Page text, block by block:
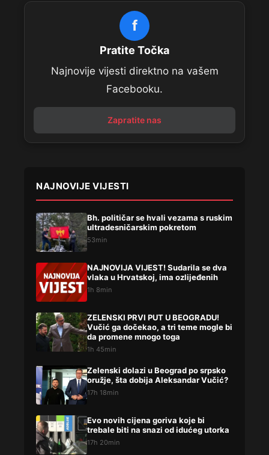
f
Pratite Točka
Najnovije vijesti direktno na vašem
Facebooku.
Zapratite nas
NAJNOVIJE VIJESTI
Bh. političar se hvali vezama s ruskim
ultradesničarskim pokretom
53min
NAJNOVIJA VIJEST! Sudarila se dva
vlaka u Hrvatskoj, ima ozlijeđenih
1h 8min
ZELENSKI PRVI PUT U BEOGRADU!
Vučić ga dočekao, a tri teme mogle bi
da promene mnogo toga
1h 45min
Zelenski dolazi u Beograd po srpsko
oružje, šta dobija Aleksandar Vučić?
17h 18min
Evo novih cijena goriva koje bi
trebale biti na snazi od idućeg utorka
17h 20min